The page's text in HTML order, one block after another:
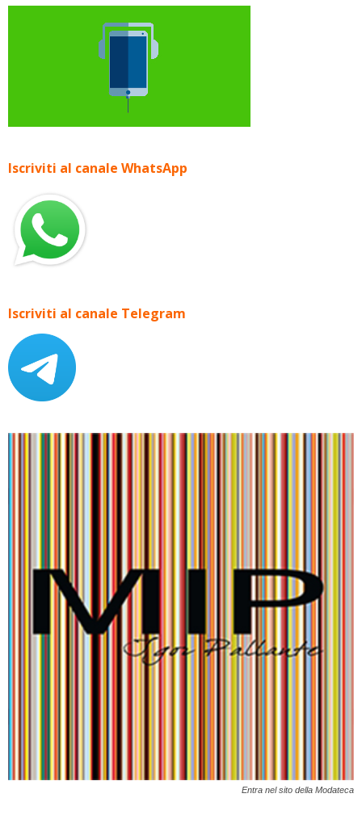
Iscriviti al canale WhatsApp
Iscriviti al canale Telegram
Entra nel sito della Modateca